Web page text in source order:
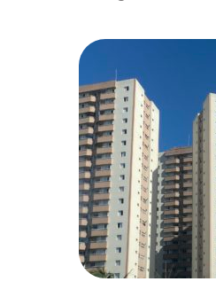
Assembleia de
partida para um
Mais do que uma
Geral Ordinária (AGO) é